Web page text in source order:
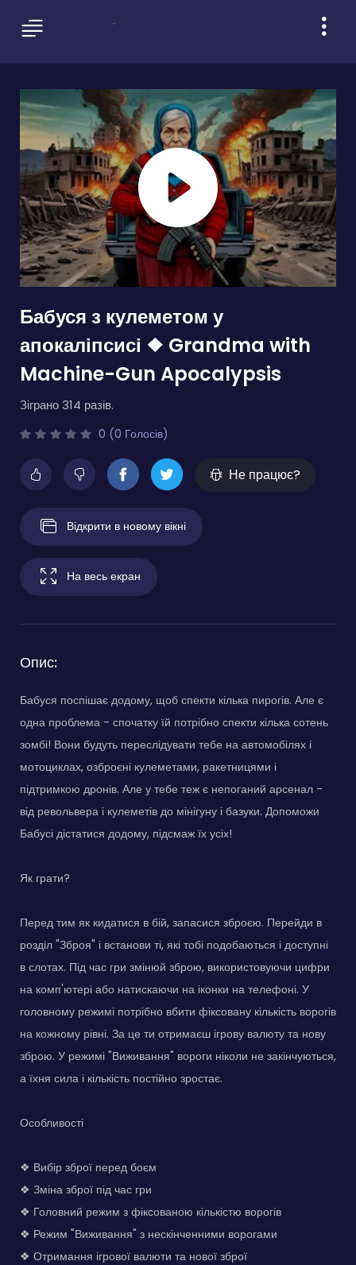
Бабуся з кулеметом у
апокаліпсисі ❖ Grandma with
Machine-Gun Apocalypsis
Зіграно 314 разів.
0 (0 Голосів)
Не працює?
Відкрити в новому вікні
На весь екран
Опис:
Бабуся поспішає додому, щоб спекти кілька пирогів. Але є
одна проблема - спочатку їй потрібно спекти кілька сотень
зомбі! Вони будуть переслідувати тебе на автомобілях і
мотоциклах, озброєні кулеметами, ракетницями і
підтримкою дронів. Але у тебе теж є непоганий арсенал -
від револьвера і кулеметів до мінігуну і базуки. Допоможи
Бабусі дістатися додому, підсмаж їх усіх!
Як грати?
Перед тим як кидатися в бій, запасися зброєю. Перейди в
розділ "Зброя" і встанови ті, які тобі подобаються і доступні
в слотах. Під час гри змінюй зброю, використовуючи цифри
на комп'ютері або натискаючи на іконки на телефоні. У
головному режимі потрібно вбити фіксовану кількість ворогів
на кожному рівні. За це ти отримаєш ігрову валюту та нову
зброю. У режимі "Виживання" вороги ніколи не закінчуються,
а їхня сила і кількість постійно зростає.
Особливості
❖ Вибір зброї перед боєм
❖ Зміна зброї під час гри
❖ Головний режим з фіксованою кількістю ворогів
❖ Режим "Виживання" з нескінченними ворогами
❖ Отримання ігрової валюти та нової зброї